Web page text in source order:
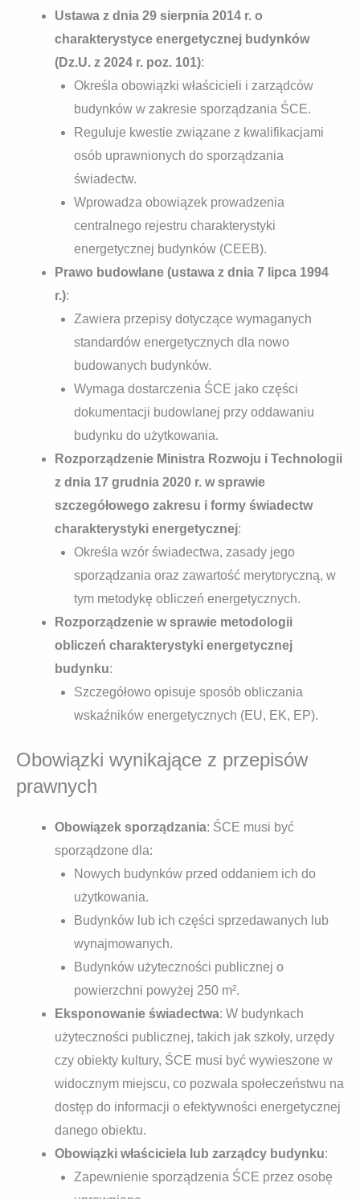
Ustawa z dnia 29 sierpnia 2014 r. o
charakterystyce energetycznej budynków
(Dz.U. z 2024 r. poz. 101):
Określa obowiązki właścicieli i zarządców
budynków w zakresie sporządzania ŚCE.
Reguluje kwestie związane z kwalifikacjami
osób uprawnionych do sporządzania
świadectw.
Wprowadza obowiązek prowadzenia
centralnego rejestru charakterystyki
energetycznej budynków (CEEB).
Prawo budowlane (ustawa z dnia 7 lipca 1994
r.):
Zawiera przepisy dotyczące wymaganych
standardów energetycznych dla nowo
budowanych budynków.
Wymaga dostarczenia ŚCE jako części
dokumentacji budowlanej przy oddawaniu
budynku do użytkowania.
Rozporządzenie Ministra Rozwoju i Technologii
z dnia 17 grudnia 2020 r. w sprawie
szczegółowego zakresu i formy świadectw
charakterystyki energetycznej:
Określa wzór świadectwa, zasady jego
sporządzania oraz zawartość merytoryczną, w
tym metodykę obliczeń energetycznych.
Rozporządzenie w sprawie metodologii
obliczeń charakterystyki energetycznej
budynku:
Szczegółowo opisuje sposób obliczania
wskaźników energetycznych (EU, EK, EP).
Obowiązki wynikające z przepisów
prawnych
Obowiązek sporządzania: ŚCE musi być
sporządzone dla:
Nowych budynków przed oddaniem ich do
użytkowania.
Budynków lub ich części sprzedawanych lub
wynajmowanych.
Budynków użyteczności publicznej o
powierzchni powyżej 250 m².
Eksponowanie świadectwa: W budynkach
użyteczności publicznej, takich jak szkoły, urzędy
czy obiekty kultury, ŚCE musi być wywieszone w
widocznym miejscu, co pozwala społeczeństwu na
dostęp do informacji o efektywności energetycznej
danego obiektu.
Obowiązki właściciela lub zarządcy budynku:
Zapewnienie sporządzenia ŚCE przez osobę